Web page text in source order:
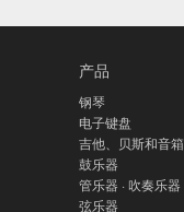
产品
钢琴
电子键盘
吉他、贝斯和音箱
鼓乐器
管乐器 · 吹奏乐器
弦乐器